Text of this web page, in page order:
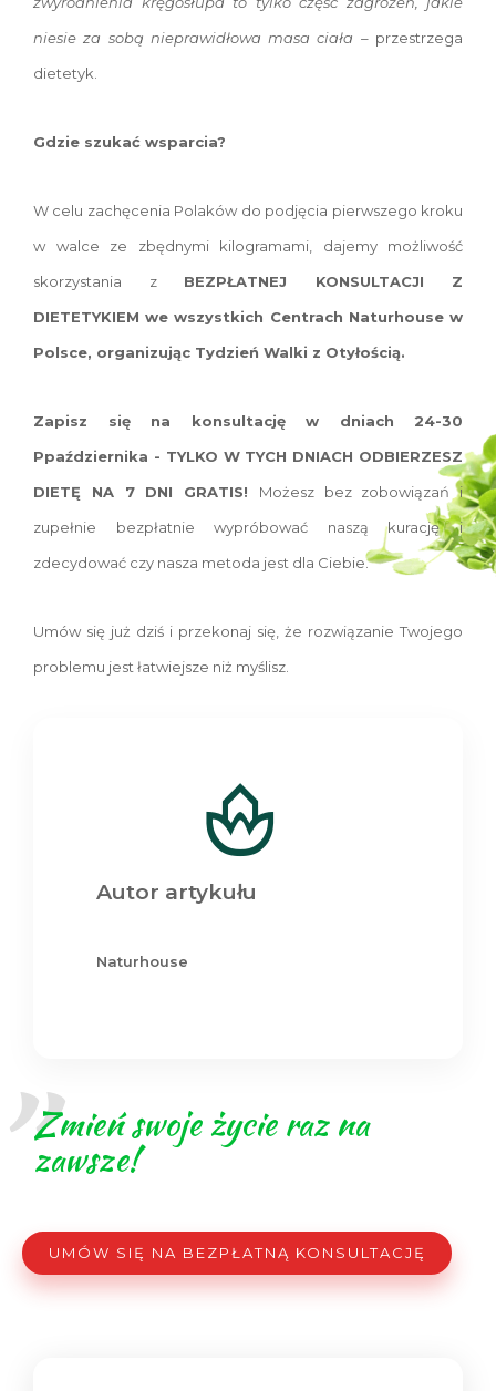
niesie za sobą nieprawidłowa masa ciała – przestrzega
dietetyk.
Gdzie szukać wsparcia?
W celu zachęcenia Polaków do podjęcia pierwszego kroku
w walce ze zbędnymi kilogramami, dajemy możliwość
skorzystania z BEZPŁATNEJ KONSULTACJI Z
DIETETYKIEM we wszystkich Centrach Naturhouse w
Polsce, organizując Tydzień Walki z Otyłością.
Zapisz się na konsultację w dniach 24-30
Ppaździernika - TYLKO W TYCH DNIACH ODBIERZESZ
DIETĘ NA 7 DNI GRATIS! Możesz bez zobowiązań i
zupełnie bezpłatnie wypróbować naszą kurację i
zdecydować czy nasza metoda jest dla Ciebie.
Umów się już dziś i przekonaj się, że rozwiązanie Twojego
problemu jest łatwiejsze niż myślisz.
Autor artykułu
Naturhouse
Zmień swoje życie raz na
zawsze!
UMÓW SIĘ NA BEZPŁATNĄ KONSULTACJĘ